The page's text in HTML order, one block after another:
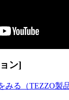
ン]
みる（TEZZO製